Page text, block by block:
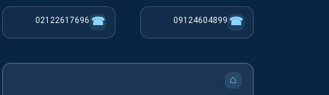
☎
09124604899
☎
02122617696
⌂